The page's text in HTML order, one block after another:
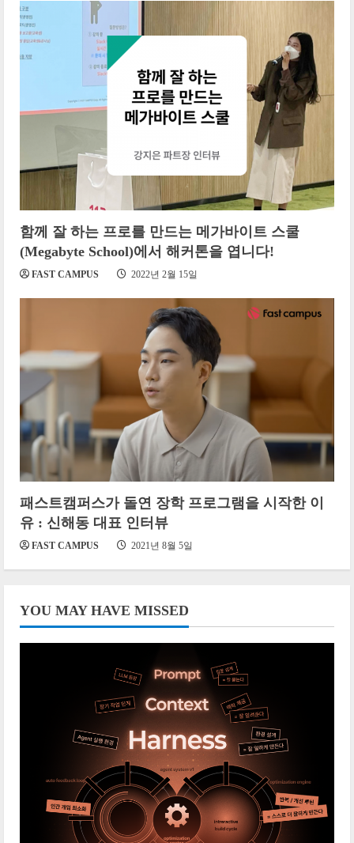
함께 잘 하는 프로를 만드는 메가바이트 스쿨
(Megabyte School)에서 해커톤을 엽니다!
FAST CAMPUS 2022년 2월 15일
패스트캠퍼스가 돌연 장학 프로그램을 시작한 이
유 : 신해동 대표 인터뷰
FAST CAMPUS 2021년 8월 5일
YOU MAY HAVE MISSED